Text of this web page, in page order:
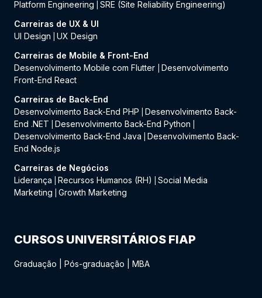
Platform Engineering
SRE (Site Reliability Engineering)
Carreiras de UX & UI
UI Design
UX Design
Carreiras de Mobile & Front-End
Desenvolvimento Mobile com Flutter
Desenvolvimento
Front-End React
Carreiras de Back-End
Desenvolvimento Back-End PHP
Desenvolvimento Back-
End .NET
Desenvolvimento Back-End Python
Desenvolvimento Back-End Java
Desenvolvimento Back-
End Node.js
Carreiras de Negócios
Liderança
Recursos Humanos (RH)
Social Media
Marketing
Growth Marketing
CURSOS UNIVERSITÁRIOS FIAP
Graduação Pós-graduação MBA